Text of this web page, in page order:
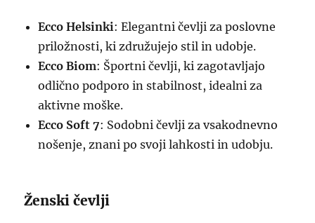
Ecco Helsinki: Elegantni čevlji za poslovne
priložnosti, ki združujejo stil in udobje.
Ecco Biom: Športni čevlji, ki zagotavljajo
odlično podporo in stabilnost, idealni za
aktivne moške.
Ecco Soft 7: Sodobni čevlji za vsakodnevno
nošenje, znani po svoji lahkosti in udobju.
Ženski čevlji